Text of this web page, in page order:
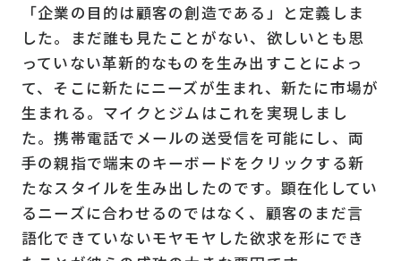
「企業の目的は顧客の創造である」と定義しま
した。まだ誰も見たことがない、欲しいとも思
っていない革新的なものを生み出すことによっ
て、そこに新たにニーズが生まれ、新たに市場が
生まれる。マイクとジムはこれを実現しまし
た。携帯電話でメールの送受信を可能にし、両
手の親指で端末のキーボードをクリックする新
たなスタイルを生み出したのです。顕在化してい
るニーズに合わせるのではなく、顧客のまだ言
語化できていないモヤモヤした欲求を形にでき